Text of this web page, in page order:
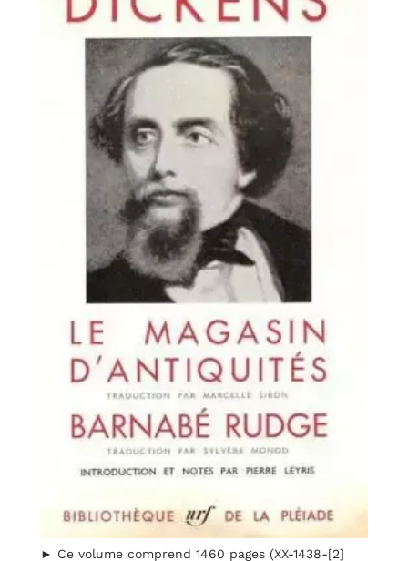
► Ce volume comprend 1460 pages (XX-1438-[2]